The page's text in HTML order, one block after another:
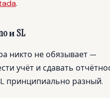
.
и SL
никто не обязывает —
учёт и сдавать
принципиально разный.